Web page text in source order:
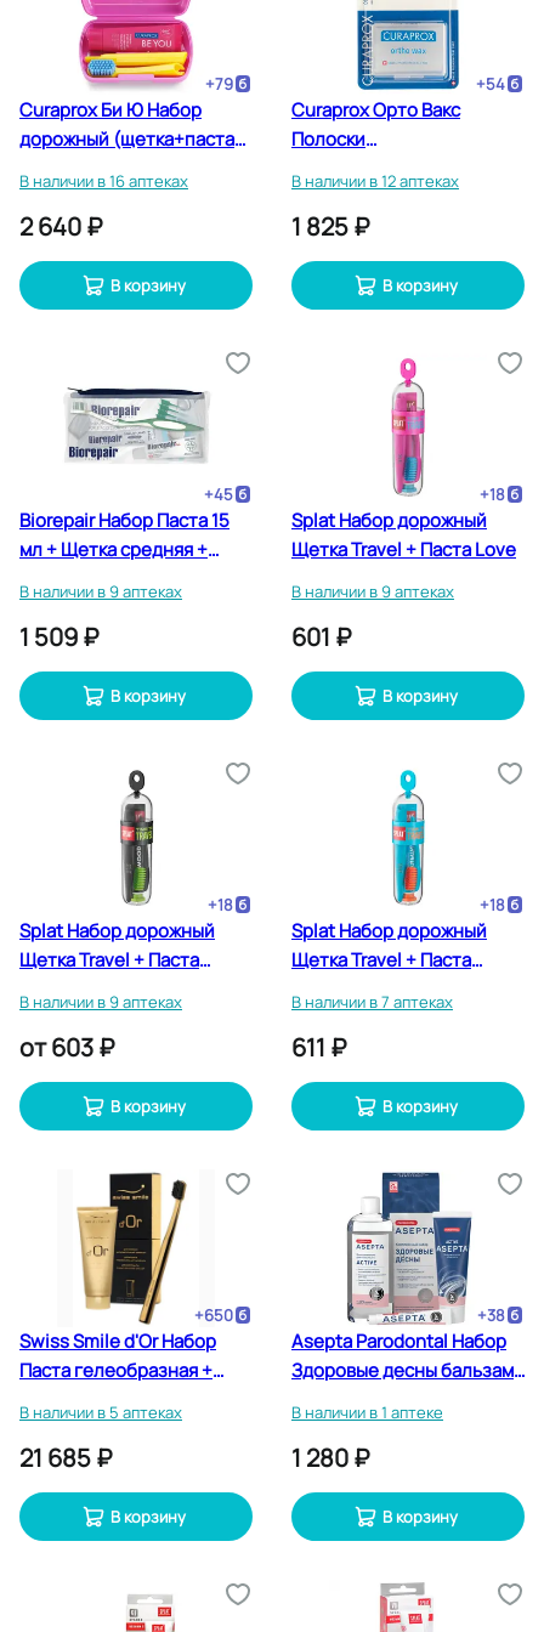
+79
Curaprox Би Ю Набор
дорожный (щетка+паста
09 с держателем UHS 409)
розовый
В наличии в 16 аптеках
2 640 ₽
В корзину
+54
Curaprox Орто Вакс
Полоски
шт
В наличии в 12 аптеках
1 825 ₽
В корзину
+45
Biorepair Набор Паста 15
мл + Щетка средняя +
Ополаскиватель 12 мл +
Ершики 5 шт
В наличии в 9 аптеках
1 509 ₽
В корзину
+18
Splat Набор дорожный
Щетка Travel + Паста Love
В наличии в 9 аптеках
601 ₽
В корзину
+18
Splat Набор дорожный
Щетка Travel + Паста
В наличии в 9 аптеках
от603 ₽
В корзину
+18
Splat Набор дорожный
Щетка Travel + Паста
В наличии в 7 аптеках
611 ₽
В корзину
+650
Swiss Smile d'Or Набор
Паста гелеобразная +
В наличии в 5 аптеках
21 685 ₽
В корзину
+38
Asepta Parodontal Набор
Здоровые десны бальзам
ополаскиватель
В наличии в 1 аптеке
1 280 ₽
В корзину